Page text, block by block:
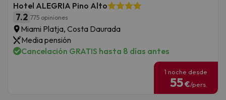
Hotel ALEGRIA Pino Alto
7.2 775 opiniones
Miami Platja, Costa Daurada
Media pensión
Cancelación GRATIS hasta 8 días antes
1 noche desde
55€/pers.